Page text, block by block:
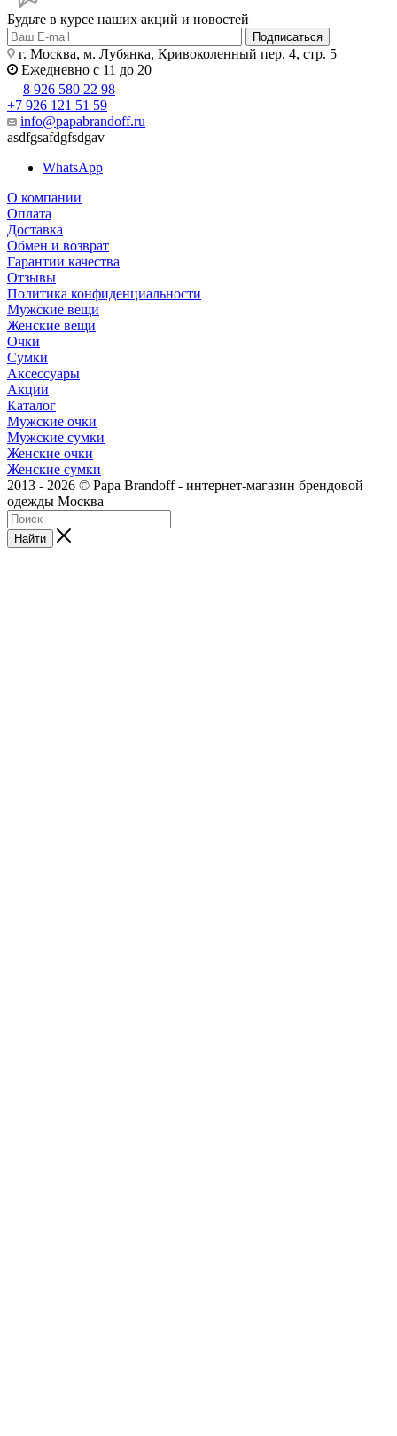
Будьте в курсе наших акций и новостей
Подписаться
г. Москва, м. Лубянка, Кривоколенный пер. 4, стр. 5
Ежедневно с 11 до 20
8 926 580 22 98
+7 926 121 51 59
info@papabrandoff.ru
asdfgsafdgfsdgav
WhatsApp
О компании
Оплата
Доставка
Обмен и возврат
Гарантии качества
Отзывы
Политика конфиденциальности
Мужские вещи
Женские вещи
Очки
Сумки
Аксессуары
Акции
Каталог
Мужские очки
Мужские сумки
Женские очки
Женские сумки
2013 - 2026 © Papa Brandoff - интернет-магазин брендовой
одежды Москва
Найти